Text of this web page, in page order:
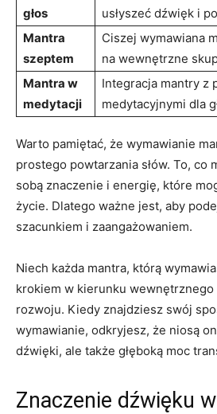
głos
usłyszeć dźwięk i
Mantra
szeptem
Ciszej wymawiana
na wewnętrzne
Mantra w ​
medytacji
Integracja mantry z
medytacyjnymi dla
Warto pamiętać, że wymawianie
prostego powtarzania słów. ⁢To, co
sobą ​znaczenie i energię, które
życie. Dlatego ważne⁢ jest, aby
szacunkiem‌ i zaangażowaniem.
Niech⁢ każda mantra, którą
krokiem w kierunku⁢
rozwoju. Kiedy znajdziesz swój
wymawianie, odkryjesz, że niosą
dźwięki, ale także głęboką moc
Znaczenie ⁢dźwięku